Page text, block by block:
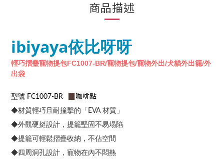
商品描述
ibiyaya依比呀呀
輕巧摺疊寵物提包FC1007-BR/寵物提包/寵物外出/犬貓外出籠/外
出袋
型號 FC1007-BR ▉咖啡點
◆材質輕巧且耐撞擊的「EVA 材質」
◆外觀硬挺設計，提籠堅固不易塌陷
◆提籠可輕鬆摺疊收納，不佔空間
◆四周洞孔設計，寵物在內不悶熱